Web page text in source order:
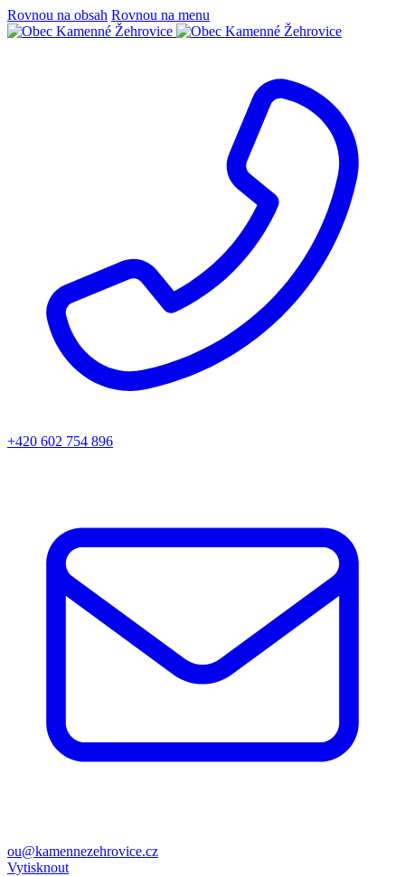
Rovnou na obsah Rovnou na menu
+420 602 754 896
ou@kamennezehrovice.cz
Vytisknout